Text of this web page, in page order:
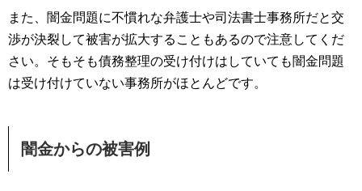
また、闇金問題に不慣れな弁護士や司法書士事務所だと交
渉が決裂して被害が拡大することもあるので注意してくだ
さい。そもそも債務整理の受け付けはしていても闇金問題
は受け付けていない事務所がほとんどです。
闇金からの被害例